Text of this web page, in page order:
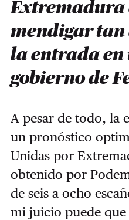
Extremadura
mendigar
la entrada en
gobierno de
A pesar de todo, la
un pronóstico
Unidas por
obtenido por
de seis a ocho
mi juicio puede